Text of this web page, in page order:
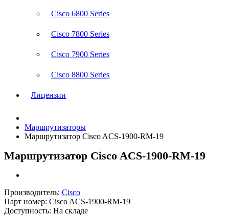
Cisco 6800 Series
Cisco 7800 Series
Cisco 7900 Series
Cisco 8800 Series
Лицензии
Маршрутизаторы
Маршрутизатор Cisco ACS-1900-RM-19
Маршрутизатор Cisco ACS-1900-RM-19
Производитель: Cisco
Парт номер: Cisco ACS-1900-RM-19
Доступность: На складе